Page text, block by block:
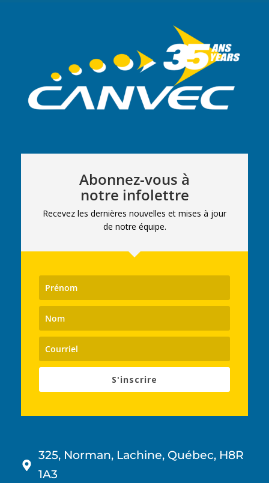
Abonnez-vous à
notre infolettre
Recevez les dernières nouvelles et mises à jour
de notre équipe.
S'inscrire
325, Norman, Lachine, Québec, H8R
1A3